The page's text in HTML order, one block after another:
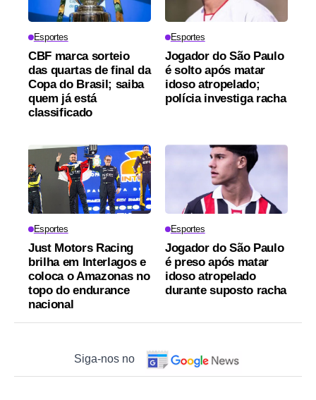
Esportes
CBF marca sorteio
das quartas de final da
Copa do Brasil; saiba
quem já está
classificado
Esportes
Jogador do São Paulo
é solto após matar
idoso atropelado;
polícia investiga racha
Esportes
Just Motors Racing
brilha em Interlagos e
coloca o Amazonas no
topo do endurance
nacional
Esportes
Jogador do São Paulo
é preso após matar
idoso atropelado
durante suposto racha
Siga-nos no